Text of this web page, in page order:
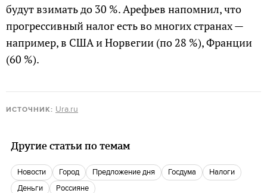
будут взимать до 30 %. Арефьев напомнил, что
прогрессивный налог есть во многих странах —
например, в США и Норвегии (по 28 %), Франции
(60 %).
ИСТОЧНИК: Ura.ru
Другие статьи по темам
новости город Предложение дня госдума
Налоги
деньги
Россияне